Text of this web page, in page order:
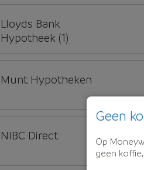
Lloyds Bank
Hypotheek (1)
Munt Hypotheken
NIBC Direct
Geen
Op
geen